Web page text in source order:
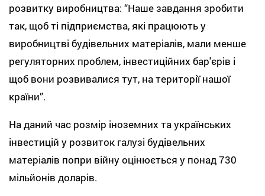
розвитку виробництва: “Наше завдання зробити
так, щоб ті підприємства, які працюють у
виробництві будівельних матеріалів, мали менше
регуляторних проблем, інвестиційних бар'єрів і
щоб вони розвивалися тут, на території нашої
країни”.
На даний час розмір іноземних та українських
інвестицій у розвиток галузі будівельних
матеріалів попри війну оцінюється у понад 730
мільйонів доларів.